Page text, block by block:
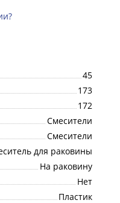
45
173
172
Смесители
Смесители
для раковины
На раковину
Нет
Пластик